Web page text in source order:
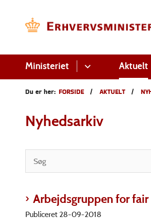
Ministeriet Aktuelt
Du er her: FORSIDE AKTUELT
Nyhedsarkiv
Arbejdsgruppen for
Publiceret 28-09-2018